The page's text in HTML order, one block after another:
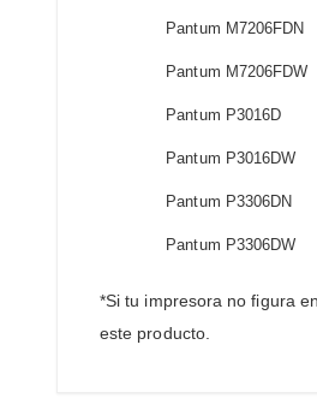
Pantum M7206FDN
Pantum M7206FDW
Pantum P3016D
Pantum P3016DW
Pantum P3306DN
Pantum P3306DW
*Si tu impresora no figura
este producto.